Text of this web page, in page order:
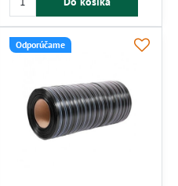
pre malé záhony aj väčšie výsadby
s možnosťou ľahkého skladovania.
Odporúčame